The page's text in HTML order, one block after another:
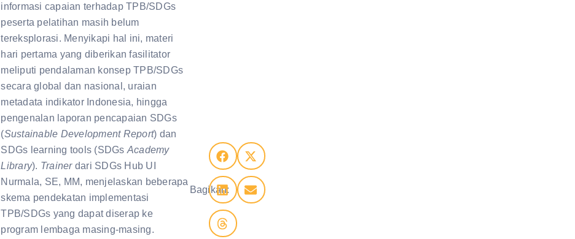
informasi capaian terhadap TPB/SDGs
peserta pelatihan masih belum
tereksplorasi. Menyikapi hal ini, materi
hari pertama yang diberikan fasilitator
meliputi pendalaman konsep TPB/SDGs
secara global dan nasional, uraian
metadata indikator Indonesia, hingga
pengenalan laporan pencapaian SDGs
(Sustainable Development Report) dan
SDGs learning tools (SDGs Academy
Library). Trainer dari SDGs Hub UI
Nurmala, SE, MM, menjelaskan beberapa
skema pendekatan implementasi
TPB/SDGs yang dapat diserap ke
program lembaga masing-masing.
Bagikan: